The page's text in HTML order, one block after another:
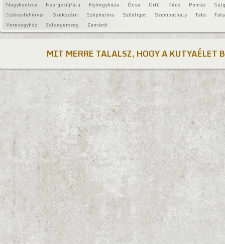
Nagykanizsa
Nyergesújfalu Nyíregyháza Ócsa Orfű Pécs Pomáz
Székesfehérvár
Szekszárd Széphalma Sződliget Szombathely Tata
Veresegyház
Zalaegerszeg Zamárdi
MIT MERRE TALALSZ, HOGY A KUTYAÉLET